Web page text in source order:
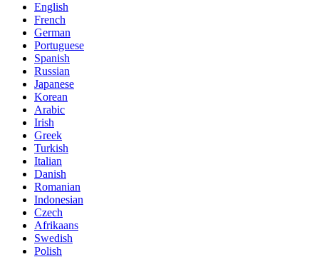
English
French
German
Portuguese
Spanish
Russian
Japanese
Korean
Arabic
Irish
Greek
Turkish
Italian
Danish
Romanian
Indonesian
Czech
Afrikaans
Swedish
Polish